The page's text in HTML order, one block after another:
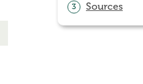
3 Sources